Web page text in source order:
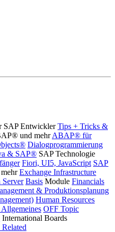
SAP Entwickler Tips + Tricks &
und mehr ABAP® für
Dialogprogrammierung
& SAP® SAP Technologie
Fiori, UI5, JavaScript SAP
Exchange Infrastructure
Basis Module Financials
& Produktionsplanung
Human Resources
OFF Topic
International Boards